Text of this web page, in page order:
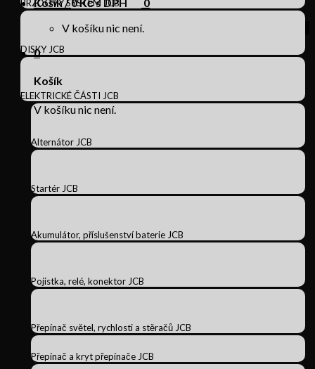
V košíku nic není.
0
Košík
V košíku nic není.
BRZDOVÝ SYSTÉM JCB
DISKY JCB
ELEKTRICKÉ ČÁSTI JCB
Alternátor JCB
Startér JCB
Akumulátor, příslušenství baterie JCB
Pojistka, relé, konektor JCB
Přepínač světel, rychlosti a stěračů JCB
Přepínač a kryt přepínače JCB